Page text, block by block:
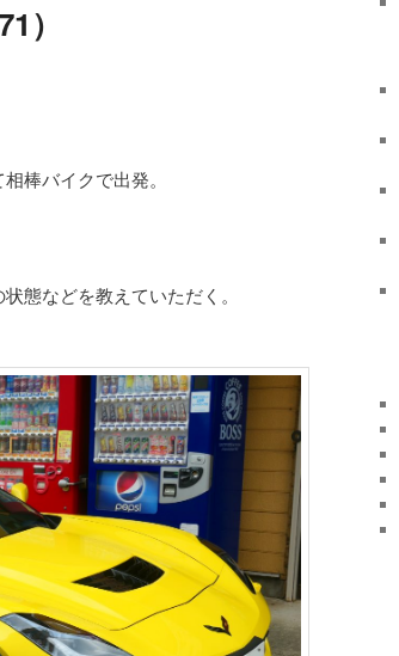
）
棒バイクで出発。
態などを教えていただく。